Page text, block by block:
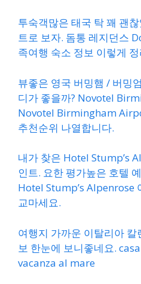
투숙객많은 태국 탁 꽤 괜
트로 보자. 돔통 레지던스
족여행 숙소 정보 이렇게
뷰좋은 영국 버밍햄 / 버밍
디가 좋을까? Novotel
Novotel Birmingham
추천순위 나열합니다.
내가 찾은 Hotel Stump’s
인트. 요한 평가높은 호텔
Hotel Stump’s Alpenrose
교마세요.
여행지 가까운 이탈리아
보 한눈에 보니좋네요.
vacanza al mare